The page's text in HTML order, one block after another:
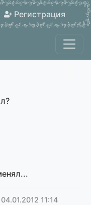
Регистрация
04.01.2012 11:14